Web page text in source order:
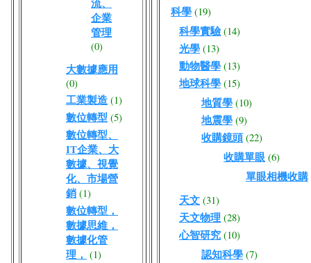
企業
管理
(0)
大數據應用
(0)
工業製造 (1)
數位轉型 (5)
數位轉型、
IT企業、大
數據、視覺
化、市場營
銷 (1)
數位轉型，
數據思維，
數據化管
理， (1)
科學 (19)
科學實驗 (14)
光學 (13)
動物醫學 (13)
地球科學 (15)
地質學 (10)
地震學 (9)
收購鏡頭 (22)
收購單眼 (6)
單眼相機收購
天文 (31)
天文物理 (28)
心智研究 (10)
認知科學 (7)